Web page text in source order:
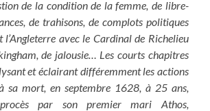
de la condition de la femme, de libre-
de trahisons, de complots politiques
l’Angleterre avec le Cardinal de Richelieu
de jalousie… Les courts chapitres
et éclairant différemment les actions
sa mort, en septembre 1628, à 25 ans,
par son premier mari Athos,